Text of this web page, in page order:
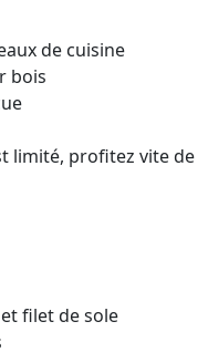
de cuisine
bois
limité, profitez vite de
filet de sole